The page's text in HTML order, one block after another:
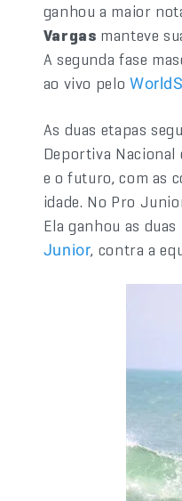
ganhou a maior
Vargas manteve
A segunda fase
ao vivo pelo
As duas etapas
Deportiva
e o futuro, com as
idade. No Pro
Ela ganhou as
Junior, contra a